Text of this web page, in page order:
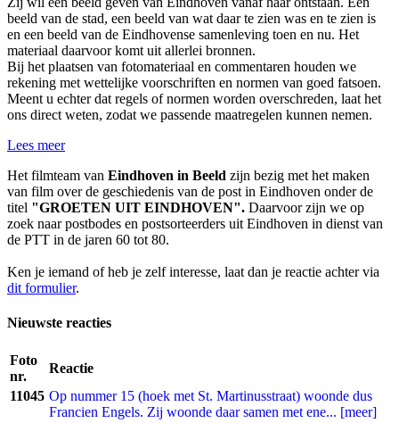
beeld van de stad, een beeld van wat daar te zien was en te zien is
en een beeld van de Eindhovense samenleving toen en nu. Het
materiaal daarvoor komt uit allerlei bronnen.
Bij het plaatsen van fotomateriaal en commentaren houden we
rekening met wettelijke voorschriften en normen van goed fatsoen.
Meent u echter dat regels of normen worden overschreden, laat het
ons direct weten, zodat we passende maatregelen kunnen nemen.
Lees meer
Het filmteam van Eindhoven in Beeld zijn bezig met het maken
van film over de geschiedenis van de post in Eindhoven onder de
titel "GROETEN UIT EINDHOVEN". Daarvoor zijn we op
zoek naar postbodes en postsorteerders uit Eindhoven in dienst van
de PTT in de jaren 60 tot 80.
Ken je iemand of heb je zelf interesse, laat dan je reactie achter via
dit formulier.
Nieuwste reacties
Foto
nr.
Reactie
11045 Op nummer 15 (hoek met St. Martinusstraat) woonde dus
Francien Engels. Zij woonde daar samen met ene... [meer]